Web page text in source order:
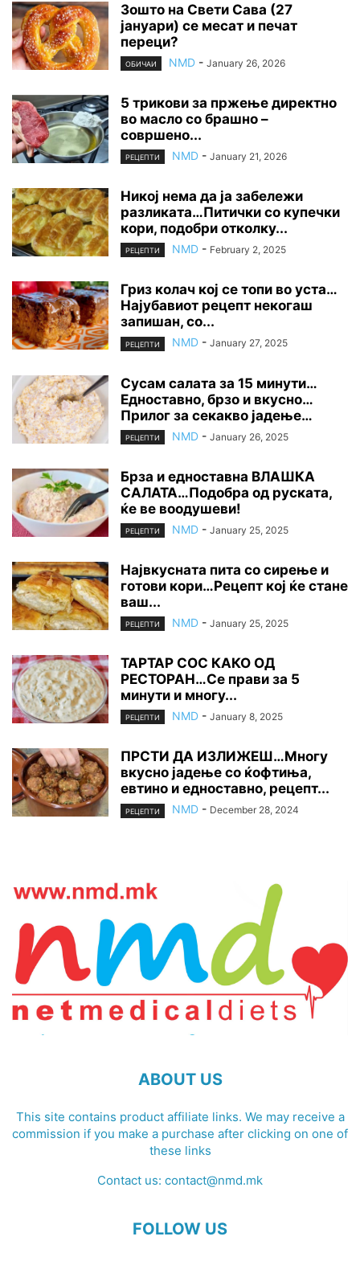
Зошто на Свети Сава (27
јануари) се месат и печат
переци?
ОБИЧАИ NMD - January 26, 2026
5 трикови за пржење директно
во масло со брашно –
совршено...
РЕЦЕПТИ NMD - January 21, 2026
Никој нема да ја забележи
разликата…Питички со купечки
кори, подобри отколку...
РЕЦЕПТИ NMD - February 2, 2025
Гриз колач кој се топи во уста…
Најубавиот рецепт некогаш
запишан, со...
РЕЦЕПТИ NMD - January 27, 2025
Сусам салата за 15 минути…
Едноставно, брзо и вкусно…
Прилог за секакво јадење…
РЕЦЕПТИ NMD - January 26, 2025
Брза и едноставна ВЛАШКА
САЛАТА…Подобра од руската,
ќе ве воодушеви!
РЕЦЕПТИ NMD - January 25, 2025
Највкусната пита со сирење и
готови кори…Рецепт кој ќе стане
ваш...
РЕЦЕПТИ NMD - January 25, 2025
ТАРТАР СОС КАКО ОД
РЕСТОРАН…Се прави за 5
минути и многу...
РЕЦЕПТИ NMD - January 8, 2025
ПРСТИ ДА ИЗЛИЖЕШ…Многу
вкусно јадење со ќофтиња,
евтино и едноставно, рецепт...
РЕЦЕПТИ NMD - December 28, 2024
ABOUT US
This site contains product affiliate links. We may receive a
commission if you make a purchase after clicking on one of
these links
Contact us: contact@nmd.mk
FOLLOW US